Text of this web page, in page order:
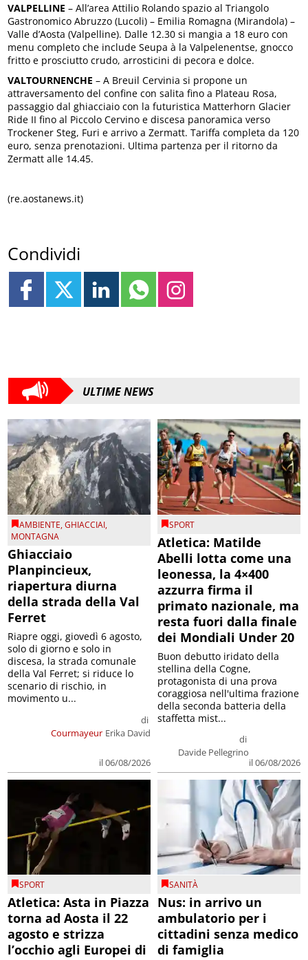
VALPELLINE – All’area Attilio Rolando spazio al Triangolo
Gastronomico Abruzzo (Lucoli) – Emilia Romagna (Mirandola) –
Valle d’Aosta (Valpelline). Dalle 12.30 si mangia a 18 euro con
menu completo che include Seupa à la Valpelenentse, gnocco
fritto e prosciutto crudo, arrosticini di pecora e dolce.
VALTOURNENCHE – A Breuil Cervinia si propone un
attraversamento del confine con salita fino a Plateau Rosa,
passaggio dal ghiacciaio con la futuristica Matterhorn Glacier
Ride II fino al Piccolo Cervino e discesa panoramica verso
Trockener Steg, Furi e arrivo a Zermatt. Tariffa completa da 120
euro, senza prenotazioni. Ultima partenza per il ritorno da
Zermatt alle 14.45.
(re.aostanews.it)
Condividi
ULTIME NEWS
AMBIENTE,GHIACCIAI,
MONTAGNA
Ghiacciaio
Planpincieux,
riapertura diurna
della strada della Val
Ferret
Courmayeur
di
Erika David
il 06/08/2026
Riapre oggi, giovedì 6 agosto,
solo di giorno e solo in
discesa, la strada comunale
della Val Ferret; si riduce lo
scenario di rischio, in
movimento u...
SPORT
Atletica: Matilde
Abelli lotta come una
leonessa, la 4×400
azzurra firma il
primato nazionale, ma
resta fuori dalla finale
dei Mondiali Under 20
di
Davide Pellegrino
il 06/08/2026
Buon debutto iridato della
stellina della Cogne,
protagonista di una prova
coraggiosa nell'ultima frazione
della seconda batteria della
staffetta mist...
SPORT
Atletica: Asta in Piazza
torna ad Aosta il 22
agosto e strizza
l’occhio agli Europei di
SANITÀ
Nus: in arrivo un
ambulatorio per i
cittadini senza medico
di famiglia